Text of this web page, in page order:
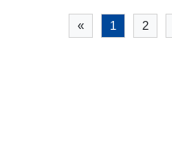
« 1 2